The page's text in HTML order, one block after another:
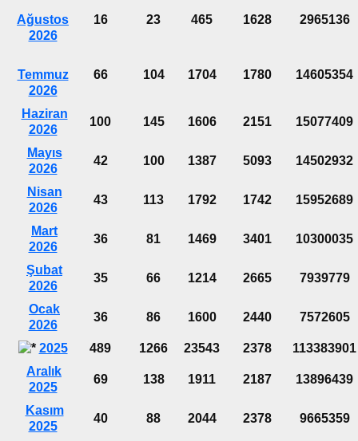
Ağustos
2026
16 23 465 1628 2965136
Temmuz
2026
66 104 1704 1780 14605354
Haziran
2026
100 145 1606 2151 15077409
Mayıs
2026
42 100 1387 5093 14502932
Nisan
2026
43 113 1792 1742 15952689
Mart
2026
36 81 1469 3401 10300035
Şubat
2026
35 66 1214 2665 7939779
Ocak
2026
36 86 1600 2440 7572605
2025 489 1266 23543 2378
113383901
Aralık
2025
69 138 1911 2187 13896439
Kasım
2025
40 88 2044 2378 9665359